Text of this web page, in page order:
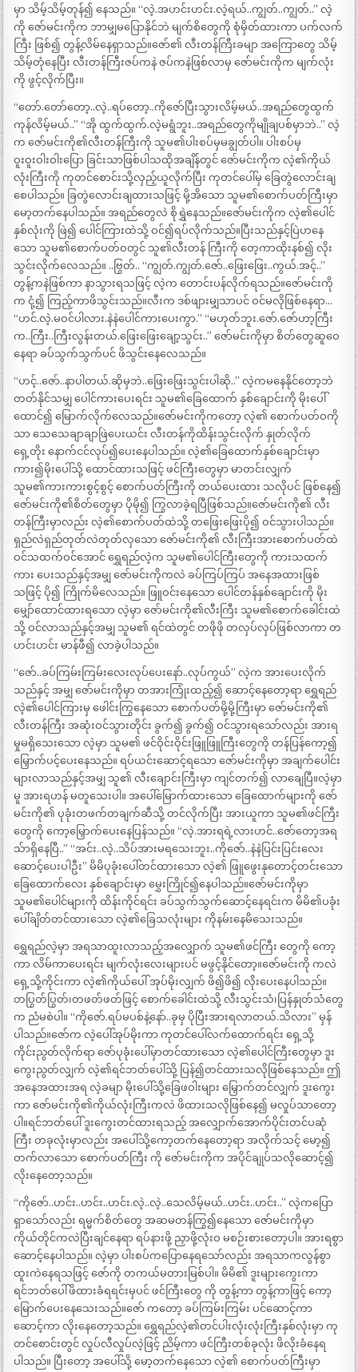
မှာ သိမ့်သိမ့်တုန်၍ နေသည်။ “လဲ့.အဟင်းဟင်း.လဲ့ရယ်..ကျွတ်..ကျွတ်..” လဲ့
ကို ဇော်မင်းကိုက ဘာမျှမပြောနိုင်ဘဲ မျက်စိတွေကို စုံမှိတ်ထားကာ ပက်လက်
ကြီး ဖြစ်၍ တွန့်လိမ်နေရှာသည်။ဇော်၏ လီးတန်ကြီးခမျာ အကြောတွေ သိမ့်
သိမ့်တုံနေပြီး လီးတန်ကြီးဇပ်ကနဲ ဇပ်ကနဲဖြစ်လာမှ ဇော်မင်းကိုက မျက်လုံး
ကို ဖွင့်လိုက်ပြီး။
“တော်.တော်တော့..လဲ့..ရပ်တော့..ကိုဇော်ပြီးသွားလိမ့်မယ်..အရည်တွေထွက်
ကုန်လိမ့်မယ်..” “အို ထွက်ထွက်.လဲ့မရွံဘူး..အရည်တွေကိုမျိုချပစ်မှာဘဲ..” လဲ့
က ဇော်မင်းကို၏လီးတန်ကြီးကို သူမ၏ပါးစပ်မှမချွတ်ပါ။ ပါးစပ်မှ
ဝူးဝူးဝါးဝါးပြော ခြင်းသာဖြစ်ပါသထိုအချိန်တွင် ဇော်မင်းကိုက လဲ့၏ကိုယ်
လုံးကြီးကို ကုတင်စောင်းသို့လှည့်ယူလိုက်ပြီး ကုတင်ပေါ်မှ ခြေတွဲလောင်းချ
စေပါသည်။ ခြတွဲလောင်းချထားသဖြင့် မို့အိသော သူမ၏စောက်ပတ်ကြီးမှာ
မော့တက်နေပါသည်။ အရည်တွေလဲ စိုရွှဲနေသည်။ဇော်မင်းကိုက လဲ့၏ပေါင်
နှစ်လုံးကို ဖြဲ၍ ပေါင်ကြားထဲသို့ ဝင်၍ရပ်လိုက်သည်။ပြီးသည်နှင့်ပြဲဟနေ
သော သူမ၏စောက်ပတ်ဝတွင် သူ၏လီးတန် ကြီးကို တေ့ကာထိုးနစ်၍ လိုး
သွင်းလိုက်လေသည်။ ..ဗြွတ်.. “ကျွတ်.ကျွတ်.ဇော်..ဖြေးဖြေး..ကွယ်.အင့်..”
တွန့်ကနဲဖြစ်ကာ နာသွားရသဖြင့် လဲ့က တောင်းပန်လိုက်ရသည်။ဇော်မင်းကို
က ငုံ့၍ ကြည့်ကာဖိသွင်းသည်။လီးက ဒစ်ဖျားမျှသာပင် ဝင်မလိုဖြစ်နေရာ…
“ဟင်.လဲ့.မဝင်ပါလား.နဲနဲပေါင်ကားပေးကွာ.” “မဟုတ်ဘူး.ဇော်.ဇော်ဟာ့ကြီး
က..ကြီး..ကြီးလွန်းတယ်.ဖြေးဖြေးချော့သွင်း..” ဇော်မင်းကိုမှာ စိတ်တွေဆူဝေ
နေရာ ခပ်သွက်သွက်ပင် ဖိသွင်းနေလေသည်။
“ဟင့်..ဇော်..နာပါတယ်.ဆိုမှဘဲ..ဖြေးဖြေးသွင်းပါဆို..” လဲ့ကမနေနိုင်တော့ဘဲ
တတ်နိုင်သမျှ ပေါင်ကားပေးရင်း သူမ၏ခြေထောက် နှစ်ချောင်းကို မိုးပေါ်
ထောင်၍ မြောက်လိုက်လေသည်။ဇော်မင်းကိုကတော့ လဲ့၏ စောက်ပတ်ဝကို
သာ သေသေချာချာဖြဲပေးယင်း လီးတန်ကိုထိန်းသွင်းလိုက် နှုတ်လိုက်
ရှေ့တိုး နောက်ငင်လုပ်၍ပေးနေပါသည်။ လဲ့၏ခြေထောက်နှစ်ချောင်းမှာ
ကား၍မိုးပေါ်သို့ ထောင်ထားသဖြင့် ဖင်ကြီးတွေမှာ မာတင်းလျှက်
သူမ၏ကားကားစွင့်စွင့် စောက်ပတ်ကြီးကို တယ်ပေးထား သလိုပင် ဖြစ်နေ၍
ဇော်မင်းကို၏စိတ်တွေမှာ ပိုမို၍ ကြွလာခဲ့ရပြီဖြစ်သည်။ဇော်မင်းကို၏ လီး
တန်ကြီးမှာလည်း လဲ့၏စောက်ပတ်ထဲသို့ တဖြေးဖြေးပို၍ ဝင်သွားပါသည်။
ရှည်လဲရှည်တုတ်လဲတုတ်လှသော ဇော်မင်းကို၏ လီးကြီးအားစောက်ပတ်ထဲ
ဝင်သထက်ဝင်အောင် ရွှေရည်လဲ့က သူမ၏ပေါင်ကြီးတွေကို ကားသထက်
ကား ပေးသည်နှင့်အမျှ ဇော်မင်းကိုကလဲ ခပ်ကြပ်ကြပ် အနေအထားဖြစ်
သဖြင့် ပို၍ ကြိုက်မိလေသည်။ ဖြူဝင်းနေသော ပေါင်တန်နှစ်ချောင်းကို မိုး
မျှော်ထောင်ထားရသော လဲ့မှာ ဇော်မင်းကို၏လီးကြီး သူမ၏စောက်ခေါင်းထဲ
သို့ ဝင်လာသည်နှင့်အမျှ သူမ၏ ရင်ထဲတွင် တဖိုဖို တလှပ်လှပ်ဖြစ်လာကာ တ
ဟင်းဟင်း မာန်ဖီ၍ လာခဲ့ပါသည်။
“ဇော်..ခပ်ကြမ်းကြမ်းလေးလုပ်ပေးနော်..လုပ်ကွယ်” လဲ့က အားပေးလိုက်
သည်နှင့် အမျှ ဇော်မင်းကိုမှာ တအားကြုံးထည့်၍ ဆောင့်နေတော့ရာ ရွှေရည်
လဲ့၏ပေါင်ကြားမှ ဖေါင်းကြွနေသော စောက်ပတ်မို့မို့ကြီးမှာ ဇော်မင်းကို၏
လီးတန်ကြီး အဆုံးဝင်သွားတိုင်း ခွက်၍ ခွက်၍ ဝင်သွားရသော်လည်း အားရ
မှုမရှိသေးသော လဲ့မှာ သူမ၏ ဖင်ဝိုင်းဝိုင်းဖြူဖြူကြီးတွေကို တန်ပြန်ကော့၍
မြှောက်ပင့်ပေးနေသည်။ ရပ်ယင်းဆောင့်ရသော ဇော်မင်းကိုမှာ အချက်ပေါင်း
များလာသည်နှင့်အမျှ သူ၏ လီးချောင်းကြီးမှာ ကျင်တက်၍ လာချေပြီ။လဲ့မှာ
မူ အားရဟန် မတူသေးပါ။ အပေါ်မြောက်ထားသော ခြေထောက်များကို ဇော်
မင်းကို၏ ပုခုံးတဖက်တချက်ဆီသို့ တင်လိုက်ပြီး အားယူကာ သူမ၏ဖင်ကြီး
တွေကို ကော့မြှောက်ပေးနေပြန်သည်။ “လဲ့.အားရရဲ့လားဟင်..ဇော်တော့အရ
သ်ာရှိနေပြီ..” “အင်း..လဲ့..သိပ်အားမရသေးဘူး..ကိုဇော်..နဲနဲပြင်းပြင်းလေး
ဆောင့်ပေးပါဦး” မိမိပုခုံးပေါ်တင်ထားသော လဲ့၏ ဖြူဖွေးနုတောင့်တင်းသော
ခြေထောက်လေး နှစ်ချောင်းမှာ မွှေးကြိုင်၍နေပါသည်။ဇော်မင်းကိုမှာ
သူမ၏ပေါင်များကို ထိန်းကိုင်ရင်း ခပ်သွက်သွက်ဆောင့်နေရင်းက မိမိ၏ပခုံး
ပေါ်ချိတ်တင်ထားသော လဲ့၏ခြေသလုံးများ ကိုနမ်းနေမိသေးသည်။
ရွှေရည်လဲ့မှာ အရသာထူးလာသည့်အလျှောက် သူမ၏ဖင်ကြီး တွေကို ကော့
ကာ လိမ်ကာပေးရင်း မျက်လုံးလေးများပင် မဖွင့်နိုင်တော့။ဇော်မင်းကို ကလဲ
ရှေ့သို့ကိုင်းကာ လဲ့၏ကိုယ်ပေါ် အုပ်မိုးလျှက် ဖိ၍ဖိ၍ လိုးပေးနေပါသည်။
တပြွတ်ပြွတ်၊တဖတ်ဖတ်ဖြင့် စောက်ခေါင်းထဲသို့ လီးသွင်းသံ၊ပြန်နှုတ်သံတွေ
က ညံမစဲပါ။ “ကိုဇော်.ရပ်မပစ်နဲ့နော်..ခုမှ ပိုပြီးအားရလာတယ်.သိလား” မှန်
ပါသည်။ဇော်က လဲ့ပေါ်အုပ်မိုးကာ ကုတင်ပေါ်လက်ထောက်ရင်း ရှေ့သို့
ကိုင်းညွတ်လိုက်ရာ ဇော်ပုခုံးပေါ်မှာတင်ထားသော လဲ့၏ပေါင်ကြီးတွေမှာ ဒူး
ကွေးညွတ်လျှက် လဲ့၏ရင်ဘတ်ပေါ်သို့ ပြန်၍တင်ထားသလိုဖြစ်နေသည်။ ဤ
အနေအထားအရ လဲ့ခမျာ မိုးပေါ်သို့ခြေဖဝါးများ မြှောက်တင်လျှက် ဒူးကွေး
ကာ ဇော်မင်းကို၏ကိုယ်လုံးကြီးကလဲ ဖိထားသလိုဖြစ်နေ၍ မလှုပ်သာတော့
ပါ။ရင်ဘတ်ပေါ် ဒူးကွေးတင်ထားရသည့် အလျှောက်အောက်ပိုင်းတင်ပဆုံ
ကြီး တခုလုံးမှာလည်း အပေါ်သို့ကော့တက်နေတော့ရာ အလိုက်သင့် မော့၍
တက်လာသော စောက်ပတ်ကြီး ကို ဇော်မင်းကိုက အပိုင်ချုပ်သလိုဆောင့်၍
လိုးနေတော့သည်။
“ကိုဇော်..ဟင်း..ဟင်း..ဟင်း.လဲ့..လဲ့..သေလိမ့်မယ်..ဟင်း..ဟင်း..” လဲ့ကပြော
ရှာသော်လည်း ရမ္မက်စိတ်တွေ အဆမတန်ကြွ၍နေသော ဇော်မင်းကိုမှာ
ကိုယ်တိုင်ကလဲပြီးချင်နေရာ ရပ်နားဖို့ ညှာဖို့လုံးဝ မစဉ်းစားတော့ပါ။ အားရစွာ
ဆောင့်နေပါသည်။ လဲ့မှာ ပါးစပ်ကပြောနေရသော်လည်း အရသာကလွန်စွာ
ထူးကဲနေရသဖြင့် ဇော်ကို တကယ်မတားမြစ်ပါ။ မိမိ၏ ဒူးများကွေးကာ
ရင်ဘတ်ပေါ်ဖိထားခံရရင်းမှပင် ဖင်ကြီးတွေ ကို တွန့်ကာ တွန့်ကာဖြင့် ကော့
မြောက်ပေးနေသေးသည်။ဇော် ကတော့ ခပ်ကြမ်းကြမ်း ပင်ဆောင့်ကာ
ဆောင့်ကာ လိုးနေတော့သည်။ ရွှေရည်လဲ့၏တင်ပါးလုံးလုံးကြီးနှစ်လုံးမှာ ကု
တင်စောင်းတွင် လှုပ်လီလှုပ်လဲ့ဖြင့် ညိမ့်ကာ ဖင်ကြီးတစ်ခုလုံး ဖိလိုးခံနေရ
ပါသည်။ ပြီးတော့ အပေါ်သို့ မော့တက်နေသော လဲ့၏ စောက်ပတ်ကြီးမှာ